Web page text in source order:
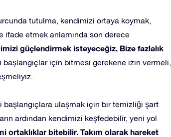
tutulma, kendimizi ortaya koymak,
ifade etmek anlamında son derece
güçlendirmek isteyeceğiz. Bize fazlalık
başlangıçlar için bitmesi gerekene izin vermeli,
ulaşmak için bir temizliği şart
ardından kendimizi keşfedebilir, yeni yol
ortaklıklar bitebilir. Takım olarak hareket